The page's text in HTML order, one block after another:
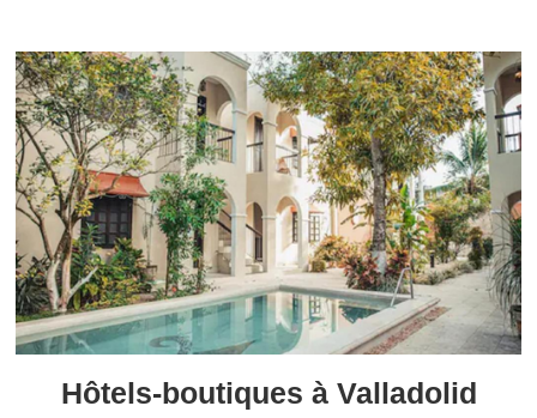
Hôtels-boutiques à Valladolid